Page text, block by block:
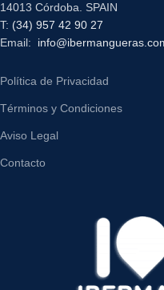
14013 Córdoba. SPAIN
T: (34) 957 42 90 27
Email:
Política de Privacidad
Términos y Condiciones
Aviso Legal
Contacto